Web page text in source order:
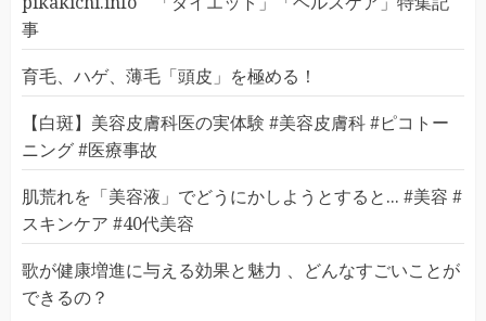
事
育毛、ハゲ、薄毛「頭皮」を極める！
【白斑】美容皮膚科医の実体験 #美容皮膚科 #ピコトー
ニング #医療事故
肌荒れを「美容液」でどうにかしようとすると... #美容 #
スキンケア #40代美容
歌が健康増進に与える効果と魅力 、どんなすごいことが
できるの？